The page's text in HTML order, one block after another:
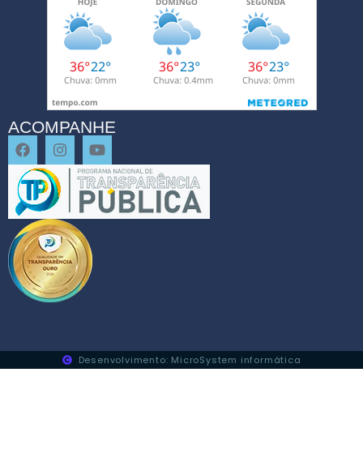
ACOMPANHE
Desenvolvimento: MicroSystem informática